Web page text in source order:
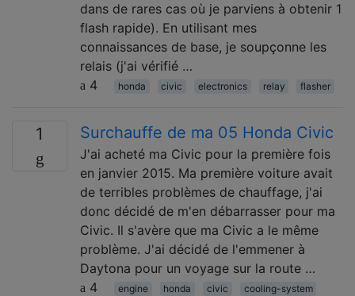
dans de rares cas où je parviens à obtenir 1
flash rapide). En utilisant mes
connaissances de base, je soupçonne les
relais (j'ai vérifié …
4
honda civic electronics relay flasher
1 Surchauffe de ma 05 Honda Civic
J'ai acheté ma Civic pour la première fois
en janvier 2015. Ma première voiture avait
de terribles problèmes de chauffage, j'ai
donc décidé de m'en débarrasser pour ma
Civic. Il s'avère que ma Civic a le même
problème. J'ai décidé de l'emmener à
Daytona pour un voyage sur la route …
4
engine honda civic cooling-system